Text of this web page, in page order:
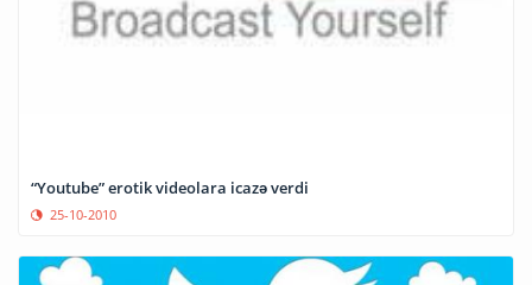
“Youtube” erotik videolara icazə verdi
25-10-2010